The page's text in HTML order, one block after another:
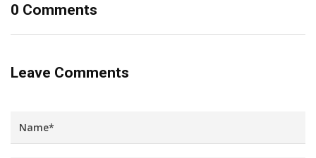
0 Comments
Leave Comments